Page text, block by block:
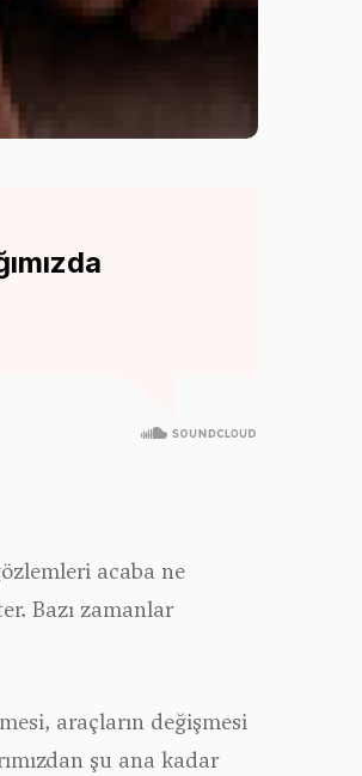
acaba ne
Bazı zamanlar
araçların değişmesi
şu ana kadar